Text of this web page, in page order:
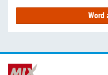
Word